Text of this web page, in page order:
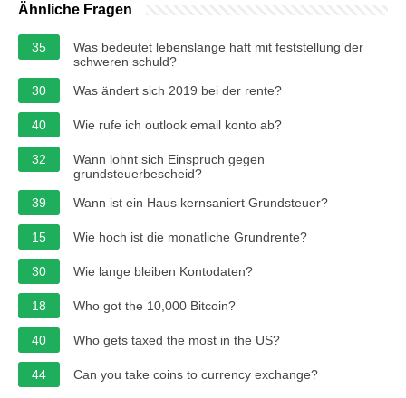
Ähnliche Fragen
35
Was bedeutet lebenslange haft mit feststellung der
schweren schuld?
30
Was ändert sich 2019 bei der rente?
40 Wie rufe ich outlook email konto ab?
32
Wann lohnt sich Einspruch gegen
grundsteuerbescheid?
39
Wann ist ein Haus kernsaniert Grundsteuer?
15 Wie hoch ist die monatliche Grundrente?
30 Wie lange bleiben Kontodaten?
18 Who got the 10,000 Bitcoin?
40 Who gets taxed the most in the US?
44 Can you take coins to currency exchange?